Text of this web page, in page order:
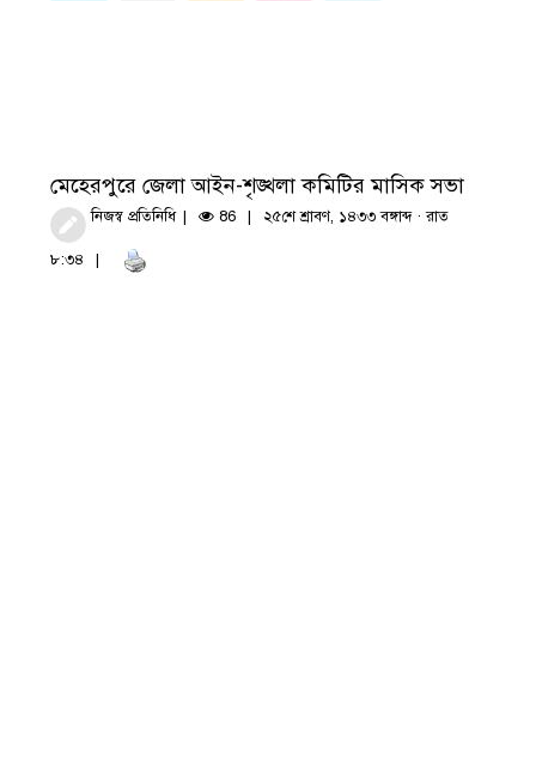
মেহেরপুরে জেলা আইন-শৃঙ্খলা কমিটির মাসিক সভা
নিজস্ব প্রতিনিধি 86 ২৫শে শ্রাবণ, ১৪৩৩ বঙ্গাব্দ · রাত
৮:৩৪